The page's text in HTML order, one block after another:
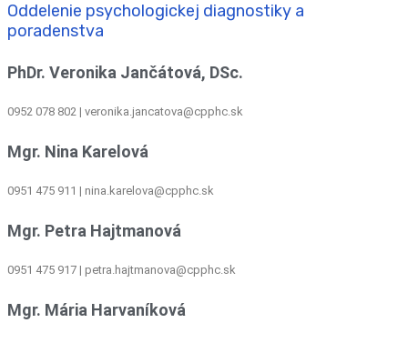
Oddelenie psychologickej diagnostiky a
poradenstva
PhDr. Veronika Jančátová, DSc.
0952 078 802 | veronika.jancatova@cpphc.sk
Mgr. Nina Karelová
0951 475 911 | nina.karelova@cpphc.sk
Mgr. Petra Hajtmanová
0951 475 917 | petra.hajtmanova@cpphc.sk
Mgr. Mária Harvaníková